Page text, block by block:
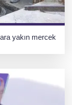
yakın mercek